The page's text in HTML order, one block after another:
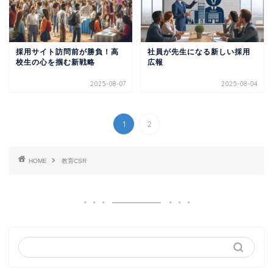
採用サイト訪問前が勝負！高
校生の心を掴む新戦略
2025-08-07
社員が先生になる新しい採用
広報
2025-08-04
1 2
HOME 教育CSR